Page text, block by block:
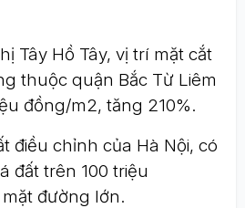
Tây Hồ Tây, vị trí mặt cắt
thuộc quận Bắc Từ Liêm
đồng/m2, tăng 210%.
điều chỉnh của Hà Nội, có
đất trên 100 triệu
đường lớn.